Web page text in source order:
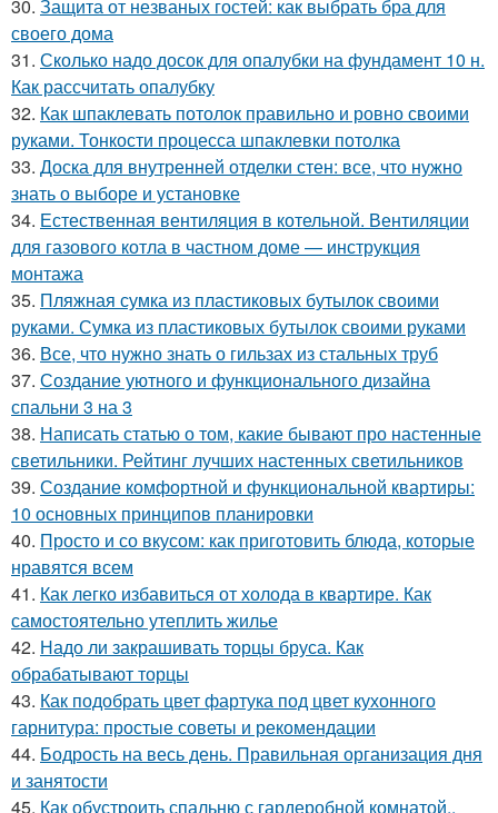
30. Защита от незваных гостей: как выбрать бра для
своего дома
31. Сколько надо досок для опалубки на фундамент 10 н.
Как рассчитать опалубку
32. Как шпаклевать потолок правильно и ровно своими
руками. Тонкости процесса шпаклевки потолка
33. Доска для внутренней отделки стен: все, что нужно
знать о выборе и установке
34. Естественная вентиляция в котельной. Вентиляции
для газового котла в частном доме — инструкция
монтажа
35. Пляжная сумка из пластиковых бутылок своими
руками. Сумка из пластиковых бутылок своими руками
36. Все, что нужно знать о гильзах из стальных труб
37. Создание уютного и функционального дизайна
спальни 3 на 3
38. Написать статью о том, какие бывают про настенные
светильники. Рейтинг лучших настенных светильников
39. Создание комфортной и функциональной квартиры:
10 основных принципов планировки
40. Просто и со вкусом: как приготовить блюда, которые
нравятся всем
41. Как легко избавиться от холода в квартире. Как
самостоятельно утеплить жилье
42. Надо ли закрашивать торцы бруса. Как
обрабатывают торцы
43. Как подобрать цвет фартука под цвет кухонного
гарнитура: простые советы и рекомендации
44. Бодрость на весь день. Правильная организация дня
и занятости
45. Как обустроить спальню с гардеробной комнатой..